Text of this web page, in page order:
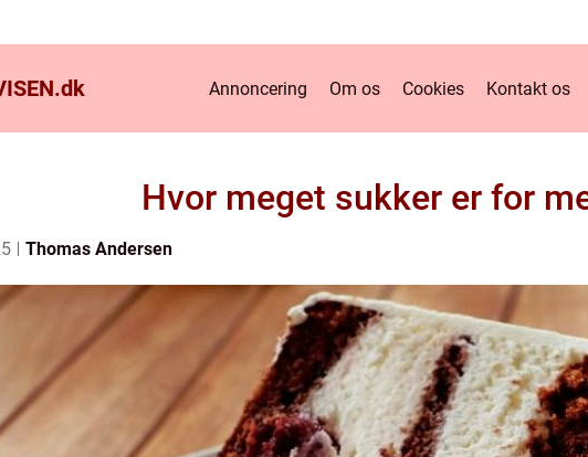
dk Annoncering Om os Cookies Kontakt os
Hvor meget sukker er for
Thomas Andersen